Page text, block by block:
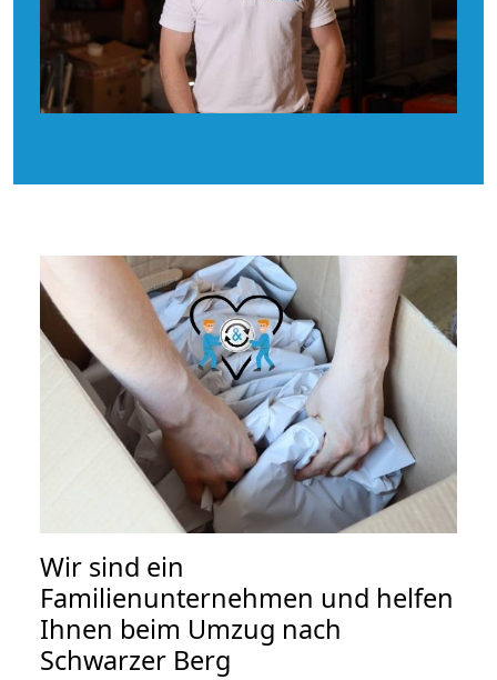
Wir sind ein
Familienunternehmen und helfen
Ihnen beim Umzug nach
Schwarzer Berg